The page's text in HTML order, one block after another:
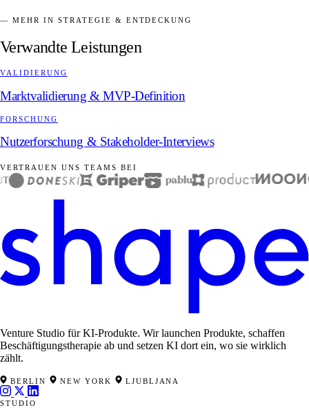
— MEHR IN STRATEGIE & ENTDECKUNG
Verwandte Leistungen
VALIDIERUNG
Marktvalidierung & MVP-Definition
FORSCHUNG
Nutzerforschung & Stakeholder-Interviews
VERTRAUEN UNS TEAMS BEI
Venture Studio für KI-Produkte. Wir launchen Produkte, schaffen
Beschäftigungstherapie ab und setzen KI dort ein, wo sie wirklich
zählt.
BERLIN NEW YORK LJUBLJANA
STUDIO